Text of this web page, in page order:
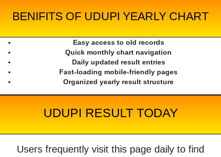
BENIFITS OF UDUPI YEARLY CHART
Easy access to old records
Quick monthly chart navigation
Daily updated result entries
Fast-loading mobile-friendly pages
Organized yearly result structure
UDUPI RESULT TODAY
Users frequently visit this page daily to find